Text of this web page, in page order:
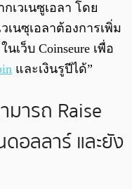
เวเนซูเอลา โดย
เนซุเอลาต้องการเพิ่ม
นเว็บ Coinseure เพื่อ
และเงินรูปีได้”
มารถ Raise
อลลาร์ และยัง